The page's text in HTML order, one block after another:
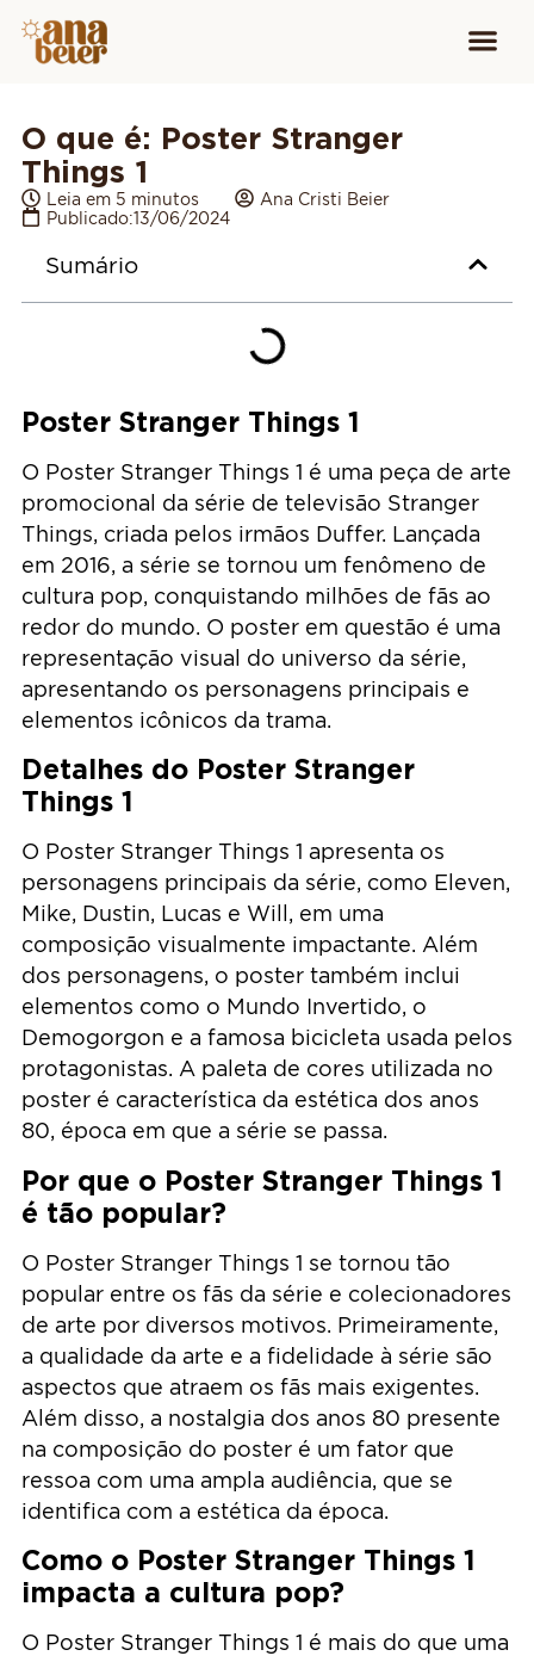
O que é: Poster Stranger
Things 1
Leia em 5 minutos
Ana Cristi Beier
Publicado:13/06/2024
Sumário
Poster Stranger Things 1
O Poster Stranger Things 1 é uma peça de arte
promocional da série de televisão Stranger
Things, criada pelos irmãos Duffer. Lançada
em 2016, a série se tornou um fenômeno de
cultura pop, conquistando milhões de fãs ao
redor do mundo. O poster em questão é uma
representação visual do universo da série,
apresentando os personagens principais e
elementos icônicos da trama.
Detalhes do Poster Stranger
Things 1
O Poster Stranger Things 1 apresenta os
personagens principais da série, como Eleven,
Mike, Dustin, Lucas e Will, em uma
composição visualmente impactante. Além
dos personagens, o poster também inclui
elementos como o Mundo Invertido, o
Demogorgon e a famosa bicicleta usada pelos
protagonistas. A paleta de cores utilizada no
poster é característica da estética dos anos
80, época em que a série se passa.
Por que o Poster Stranger Things 1
é tão popular?
O Poster Stranger Things 1 se tornou tão
popular entre os fãs da série e colecionadores
de arte por diversos motivos. Primeiramente,
a qualidade da arte e a fidelidade à série são
aspectos que atraem os fãs mais exigentes.
Além disso, a nostalgia dos anos 80 presente
na composição do poster é um fator que
ressoa com uma ampla audiência, que se
identifica com a estética da época.
Como o Poster Stranger Things 1
impacta a cultura pop?
O Poster Stranger Things 1 é mais do que uma